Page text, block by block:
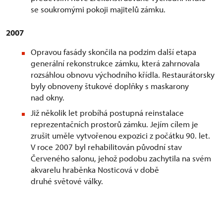
se soukromými pokoji majitelů zámku.
2007
Opravou fasády skončila na podzim další etapa
generální rekonstrukce zámku, která zahrnovala
rozsáhlou obnovu východního křídla. Restaurátorsky
byly obnoveny štukové doplňky s maskarony
nad okny.
Již několik let probíhá postupná reinstalace
reprezentačních prostorů zámku. Jejím cílem je
zrušit uměle vytvořenou expozici z počátku 90. let.
V roce 2007 byl rehabilitován původní stav
Červeného salonu, jehož podobu zachytila na svém
akvarelu hraběnka Nosticová v době
druhé světové války.